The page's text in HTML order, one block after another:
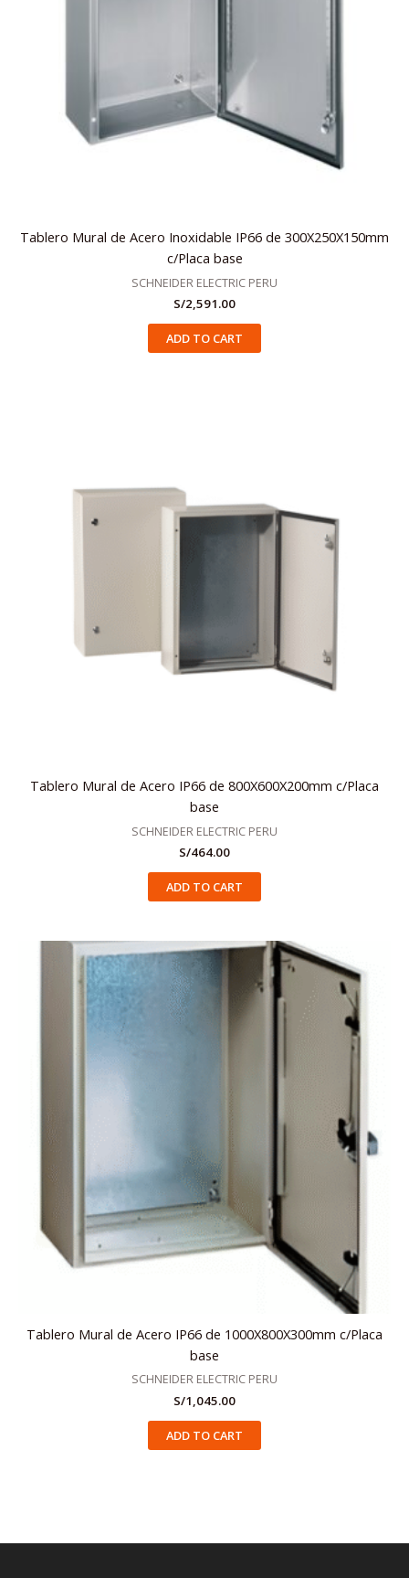
Tablero Mural de Acero Inoxidable IP66 de 300X250X150mm
c/Placa base
SCHNEIDER ELECTRIC PERU
S/2,591.00
ADD TO CART
Tablero Mural de Acero IP66 de 800X600X200mm c/Placa
base
SCHNEIDER ELECTRIC PERU
S/464.00
ADD TO CART
Tablero Mural de Acero IP66 de 1000X800X300mm c/Placa
base
SCHNEIDER ELECTRIC PERU
S/1,045.00
ADD TO CART